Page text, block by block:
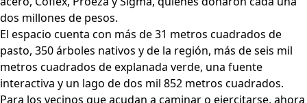
dos millones de pesos.
El espacio cuenta con más de 31 metros cuadrados de
pasto, 350 árboles nativos y de la región, más de seis mil
metros cuadrados de explanada verde, una fuente
interactiva y un lago de dos mil 852 metros cuadrados.
Para los vecinos que acudan a caminar o ejercitarse, ahora